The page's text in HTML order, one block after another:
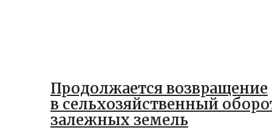
Продолжается возвращение
в сельхозяйственный
залежных земель